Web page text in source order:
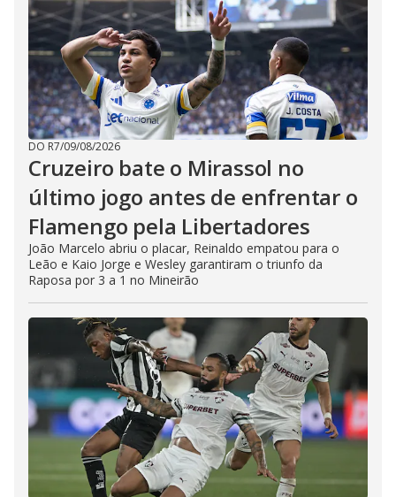
DO R7/09/08/2026
Cruzeiro bate o Mirassol no
último jogo antes de enfrentar o
Flamengo pela Libertadores
João Marcelo abriu o placar, Reinaldo empatou para o
Leão e Kaio Jorge e Wesley garantiram o triunfo da
Raposa por 3 a 1 no Mineirão